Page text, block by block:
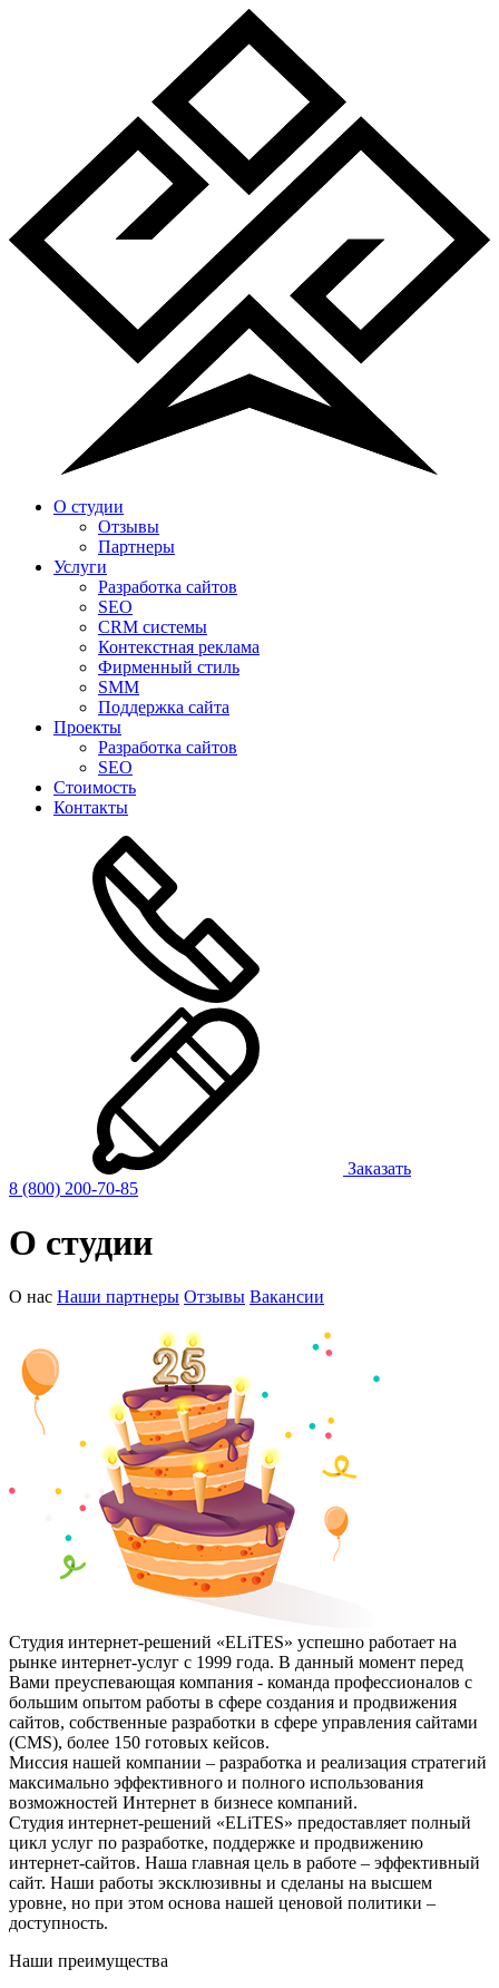
О студии
Отзывы
Партнеры
Услуги
Разработка сайтов
SEO
CRM системы
Контекстная реклама
Фирменный стиль
SMM
Поддержка сайта
Проекты
Разработка сайтов
SEO
Стоимость
Контакты
Заказать
8 (800) 200-70-85
О студии
О нас Наши партнеры Отзывы Вакансии
Студия интернет-решений «ELiTES» успешно работает на
рынке интернет-услуг с 1999 года. В данный момент перед
Вами преуспевающая компания - команда профессионалов с
большим опытом работы в сфере создания и продвижения
сайтов, собственные разработки в сфере управления сайтами
(CMS), более 150 готовых кейсов.
Миссия нашей компании – разработка и реализация стратегий
максимально эффективного и полного использования
возможностей Интернет в бизнесе компаний.
Студия интернет-решений «ELiTES» предоставляет полный
цикл услуг по разработке, поддержке и продвижению
интернет-сайтов. Наша главная цель в работе – эффективный
сайт. Наши работы эксклюзивны и сделаны на высшем
уровне, но при этом основа нашей ценовой политики –
доступность.
Наши преимущества